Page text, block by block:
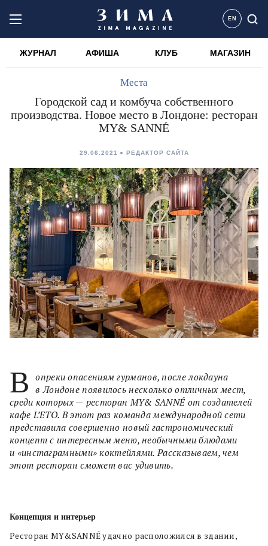
EN
ЖУРНАЛ АФИША КЛУБ МАГАЗИН
Места
Городской сад и комбуча собственного
производства. Новое место в Лондоне: ресторан
MY& SANNÉ
29.06.2021 РЕДАКТОР САЙТА
В
опреки опасениям гурманов, после локдауна
в Лондоне появилось несколько отличных мест,
среди которых — ресторан MY& SANNÉ от создателей
кафе L’ETO. В этот раз команда международной сети
представила совершенно новый гастрономический
концепт с интересным меню, необычными блюдами
и «инстаграмными» коктейлями. Рассказываем, чем
этот ресторан сможет вас удивить.
Концепция и интерьер
Ресторан MY&SANNÉ удачно расположился в здании,